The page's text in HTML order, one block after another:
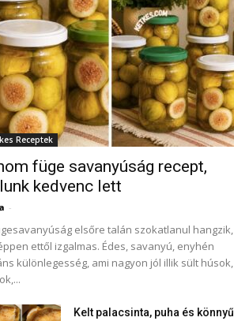
Receptek
füge savanyúság recept,
kedvenc lett
-
elsőre talán szokatlanul hangzik,
ettől izgalmas. Édes, savanyú, enyhén
különlegesség, ami nagyon jól illik sült húsok,
Kelt palacsinta, puha és könnyű